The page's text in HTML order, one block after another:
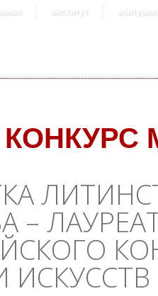
институт
КОНКУРС
–